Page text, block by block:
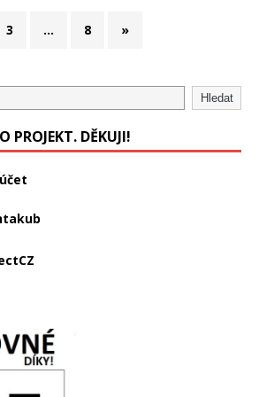
3 … 8 »
Hledat
PROJEKT. DĚKUJI!